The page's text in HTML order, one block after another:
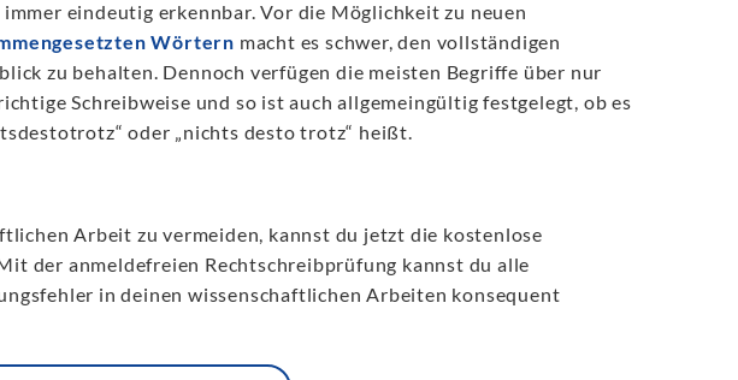
eindeutig erkennbar. Vor die Möglichkeit zu neuen
Wörtern macht es schwer, den vollständigen
zu behalten. Dennoch verfügen die meisten Begriffe über nur
Schreibweise und so ist auch allgemeingültig festgelegt, ob es
oder „nichts desto trotz“ heißt.
Arbeit zu vermeiden, kannst du jetzt die kostenlose
der anmeldefreien Rechtschreibprüfung kannst du alle
in deinen wissenschaftlichen Arbeiten konsequent